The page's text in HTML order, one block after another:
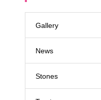
Gallery
News
Stones